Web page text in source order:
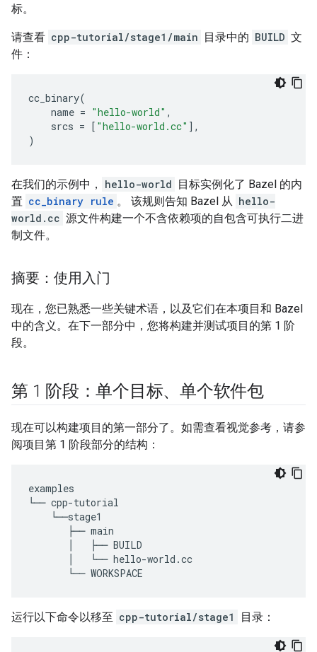
标。
请查看 cpp-tutorial/stage1/main 目录中的 BUILD 文
件：
cc_binary(
name = "hello-world" ,
srcs = [ "hello-world.cc" ],
)
在我们的示例中， hello-world 目标实例化了 Bazel 的内
置 cc_binary rule 。 该规则告知 Bazel 从 hello-
world.cc 源文件构建一个不含依赖项的自包含可执行二进
制文件。
摘要：使用入门
现在，您已熟悉一些关键术语，以及它们在本项目和 Bazel
中的含义。在下一部分中，您将构建并测试项目的第 1 阶
段。
第 1 阶段：单个目标、单个软件包
现在可以构建项目的第一部分了。如需查看视觉参考，请参
阅项目第 1 阶段部分的结构：
examples
└── cpp-tutorial
└──stage1
├── main
├── BUILD
└── hello-world .cc
└── WORKSPACE
运行以下命令以移至 cpp-tutorial/stage1 目录：